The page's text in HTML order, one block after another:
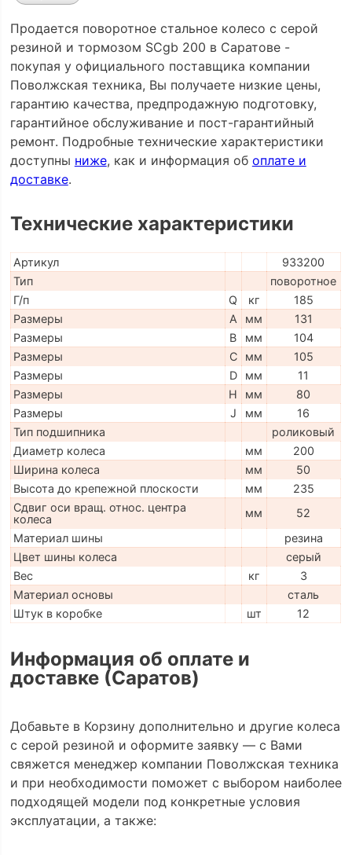
Продается поворотное стальное колесо с серой
резиной и тормозом SCgb 200 в Саратове -
покупая у официального поставщика компании
Поволжская техника, Вы получаете низкие цены,
гарантию качества, предпродажную подготовку,
гарантийное обслуживание и пост-гарантийный
ремонт. Подробные технические характеристики
доступны ниже, как и информация об оплате и
доставке.
Технические характеристики
Артикул
933200
Тип
поворотное
Г/п
Q кг
185
Размеры
A мм
131
Размеры
B мм
104
Размеры
C мм
105
Размеры
D мм
11
Размеры
H мм
80
Размеры
J мм
16
Тип подшипника
роликовый
Диаметр колеса
мм
200
Ширина колеса
мм
50
Высота до крепежной плоскости
мм
235
Сдвиг оси вращ. относ. центра
колеса
мм
52
Материал шины
резина
Цвет шины колеса
серый
Вес
кг
3
Материал основы
сталь
Штук в коробке
шт 12
Информация об оплате и
доставке (Саратов)
Добавьте в Корзину дополнительно и другие колеса
с серой резиной и оформите заявку — с Вами
свяжется менеджер компании Поволжская техника
и при необходимости поможет с выбором наиболее
подходящей модели под конкретные условия
эксплуатации, а также: